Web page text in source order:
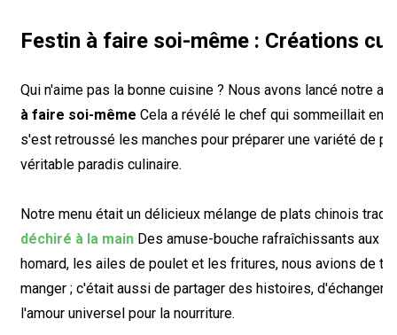
Festin à faire soi-même : Créations
Qui n'aime pas la bonne cuisine ? Nous avons lancé notre
à faire soi-même Cela a révélé le chef qui sommeillait en
s'est retroussé les manches pour préparer une variété de
véritable paradis culinaire.
Notre menu était un délicieux mélange de plats chinois
déchiré à la main Des amuse-bouche rafraîchissants aux
homard, les ailes de poulet et les fritures, nous avions de
manger ; c'était aussi de partager des histoires, d'échanger
l'amour universel pour la nourriture.